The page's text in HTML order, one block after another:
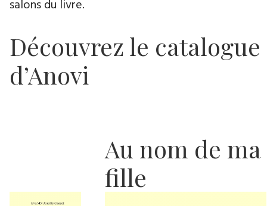
salons du livre.
Découvrez le catalogue
d’Anovi
Au nom de ma
fille